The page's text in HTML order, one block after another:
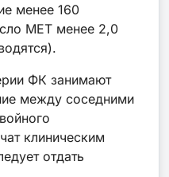
менее 160
МЕТ менее 2,0
ФК занимают
между соседними
клиническим
отдать